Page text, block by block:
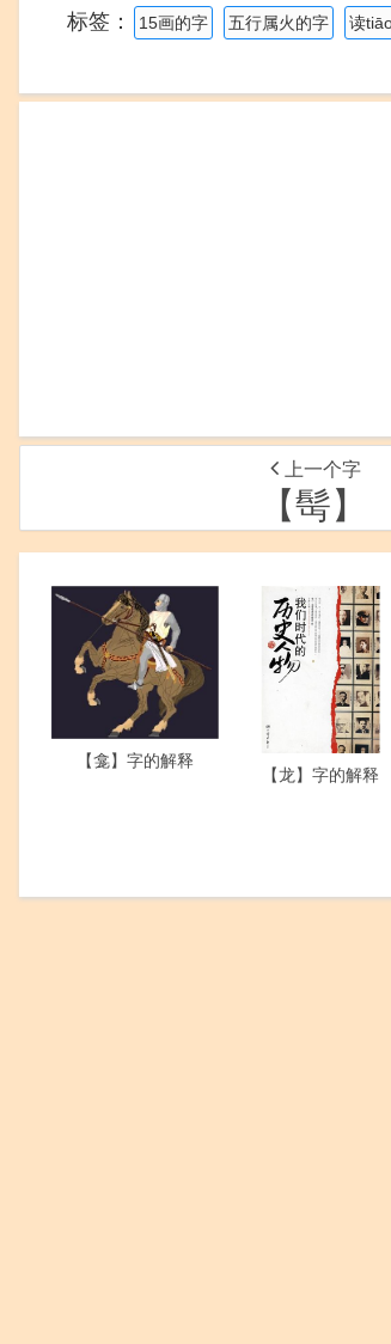
标签： 15画的字 五行属火的字 读
上一个字
【髩】
【龛】字的解释
【龙】字的解释